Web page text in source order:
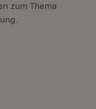
zum Thema